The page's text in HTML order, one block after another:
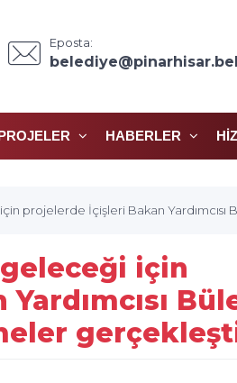
Eposta:
HABERLER
projelerde İçişleri Bakan
için